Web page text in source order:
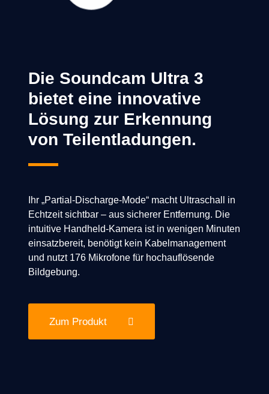
Die Soundcam Ultra 3
bietet eine innovative
Lösung zur Erkennung
von Teilentladungen.
Ihr „Partial-Discharge-Mode“ macht Ultraschall in
Echtzeit sichtbar – aus sicherer Entfernung. Die
intuitive Handheld-Kamera ist in wenigen Minuten
einsatzbereit, benötigt kein Kabelmanagement
und nutzt 176 Mikrofone für hochauflösende
Bildgebung.
Zum Produkt